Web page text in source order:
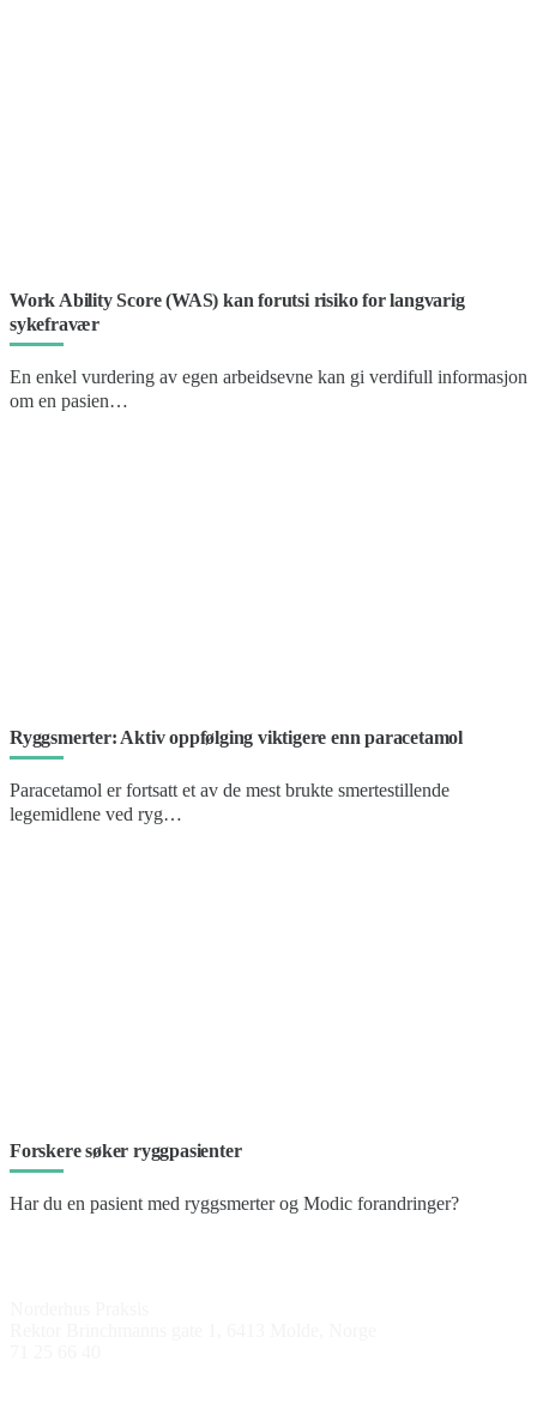
Work Ability Score (WAS) kan forutsi risiko for langvarig
sykefravær
En enkel vurdering av egen arbeidsevne kan gi verdifull informasjon
om en pasien…
Ryggsmerter: Aktiv oppfølging viktigere enn paracetamol
Paracetamol er fortsatt et av de mest brukte smertestillende
legemidlene ved ryg…
Forskere søker ryggpasienter
Har du en pasient med ryggsmerter og Modic forandringer?